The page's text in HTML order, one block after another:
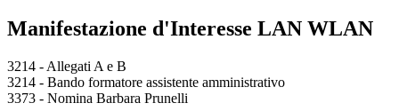
Manifestazione d'Interesse LAN WLAN
3214 - Allegati A e B
3214 - Bando formatore assistente amministrativo
3373 - Nomina Barbara Prunelli